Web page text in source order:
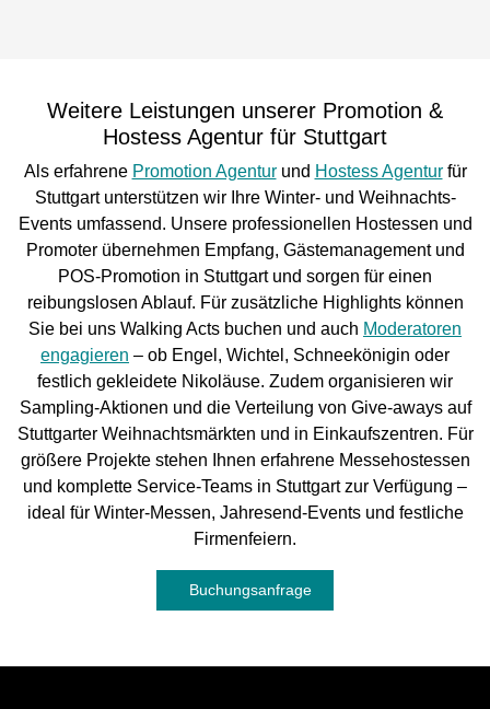
Weitere Leistungen unserer Promotion &
Hostess Agentur für Stuttgart
Als erfahrene Promotion Agenturund Hostess Agenturfür
Stuttgart unterstützen wir Ihre Winter- und Weihnachts-
Events umfassend. Unsere professionellen Hostessen und
Promoter übernehmen Empfang, Gästemanagement und
POS-Promotion in Stuttgart und sorgen für einen
reibungslosen Ablauf. Für zusätzliche Highlights können
Sie bei uns Walking Acts buchen und auch Moderatoren
engagieren – ob Engel, Wichtel, Schneekönigin oder
festlich gekleidete Nikoläuse. Zudem organisieren wir
Sampling-Aktionen und die Verteilung von Give-aways auf
Stuttgarter Weihnachtsmärkten und in Einkaufszentren. Für
größere Projekte stehen Ihnen erfahrene Messehostessen
und komplette Service-Teams in Stuttgart zur Verfügung –
ideal für Winter-Messen, Jahresend-Events und festliche
Firmenfeiern.
Buchungsanfrage